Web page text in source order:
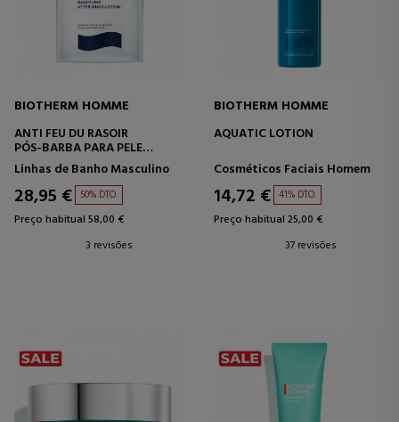
BIOTHERM HOMME
ANTI FEU DU RASOIR
PÓS-BARBA PARA PELE
NORMAL
Linhas de Banho Masculino
28,95 € 50% DTO.
Preço habitual 58,00 €
3 revisões
BIOTHERM HOMME
AQUATIC LOTION
Cosméticos Faciais Homem
14,72 € 41% DTO.
Preço habitual 25,00 €
37 revisões